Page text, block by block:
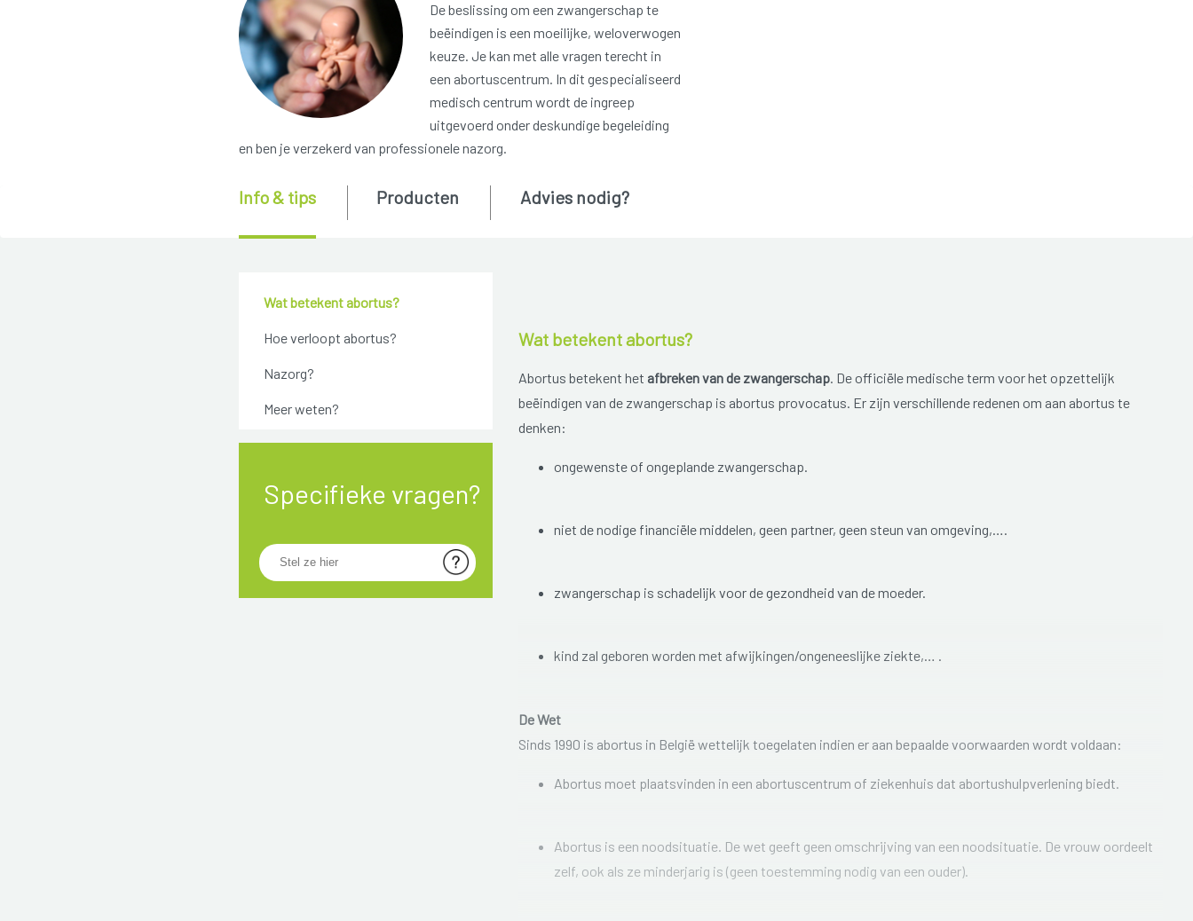
De beslissing om een zwangerschap te
beëindigen is een moeilijke, weloverwogen
keuze. Je kan met alle vragen terecht in
een abortuscentrum. In dit gespecialiseerd
medisch centrum wordt de ingreep
uitgevoerd onder deskundige begeleiding
en ben je verzekerd van professionele nazorg.
Wat betekent abortus?
Hoe verloopt abortus?
Nazorg?
Meer weten?
Specifieke vragen?
Info & tips Producten Advies nodig?
Wat betekent abortus?
Abortus betekent het afbreken van de zwangerschap. De officiële medische term voor het opzettelijk
beëindigen van de zwangerschap is abortus provocatus. Er zijn verschillende redenen om aan abortus te
denken:
ongewenste of ongeplande zwangerschap.
niet de nodige financiële middelen, geen partner, geen steun van omgeving,….
zwangerschap is schadelijk voor de gezondheid van de moeder.
kind zal geboren worden met afwijkingen/ongeneeslijke ziekte,… .
De Wet
Sinds 1990 is abortus in België wettelijk toegelaten indien er aan bepaalde voorwaarden wordt voldaan:
Abortus moet plaatsvinden in een abortuscentrum of ziekenhuis dat abortushulpverlening biedt.
Abortus is een noodsituatie. De wet geeft geen omschrijving van een noodsituatie. De vrouw oordeelt
zelf, ook als ze minderjarig is (geen toestemming nodig van een ouder).